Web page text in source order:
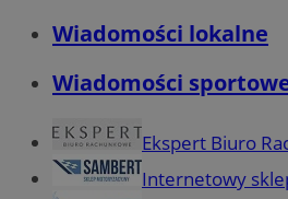
Wiadomości lokalne
Wiadomości
Ekspert Biuro
Internetowy